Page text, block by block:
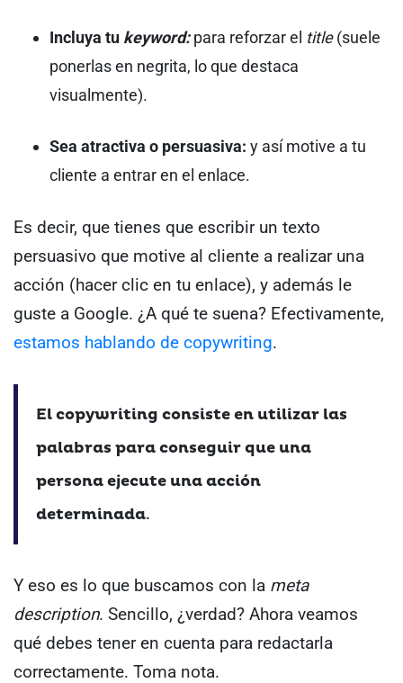
Incluya tu keyword: para reforzar el title(suele
ponerlas en negrita, lo que destaca
visualmente).
Sea atractiva o persuasiva: y así motive a tu
cliente a entrar en el enlace.
Es decir, que tienes que escribir un texto
persuasivo que motive al cliente a realizar una
acción (hacer clic en tu enlace), y además le
guste a Google. ¿A qué te suena? Efectivamente,
estamos hablando de copywriting.
El copywriting consiste en utilizar las
palabras para conseguir que una
persona ejecute una acción
determinada.
Y eso es lo que buscamos con la meta
description. Sencillo, ¿verdad? Ahora veamos
qué debes tener en cuenta para redactarla
correctamente. Toma nota.